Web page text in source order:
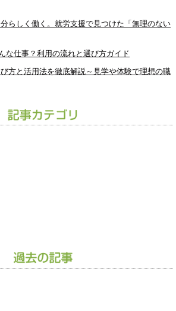
らしく働く。就労支援で見つけた「無理のない
な仕事？利用の流れと選び方ガイド
方と活用法を徹底解説～見学や体験で理想の職